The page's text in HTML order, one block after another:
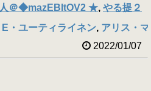
＠◆mazEBItOV2 ★, やる提２
・ユーティライネン, アリス・
2022/01/07